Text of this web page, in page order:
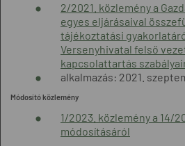
2/2021. közlemény a
egyes eljárásaival
tájékoztatási
Versenyhivatal felső
kapcsolattartás
alkalmazás: 2021.
Módosító közlemény
1/2023. közlemény a 14/
módosításáról